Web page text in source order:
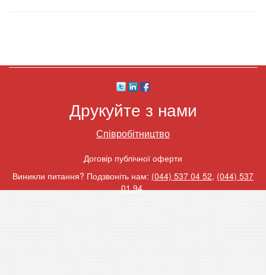
Друкуйте з нами
Співробітництво
Договір публічної оферти
Виникли питання? Подзвоніть нам: (044) 537 04 52, (044) 537
01 94.